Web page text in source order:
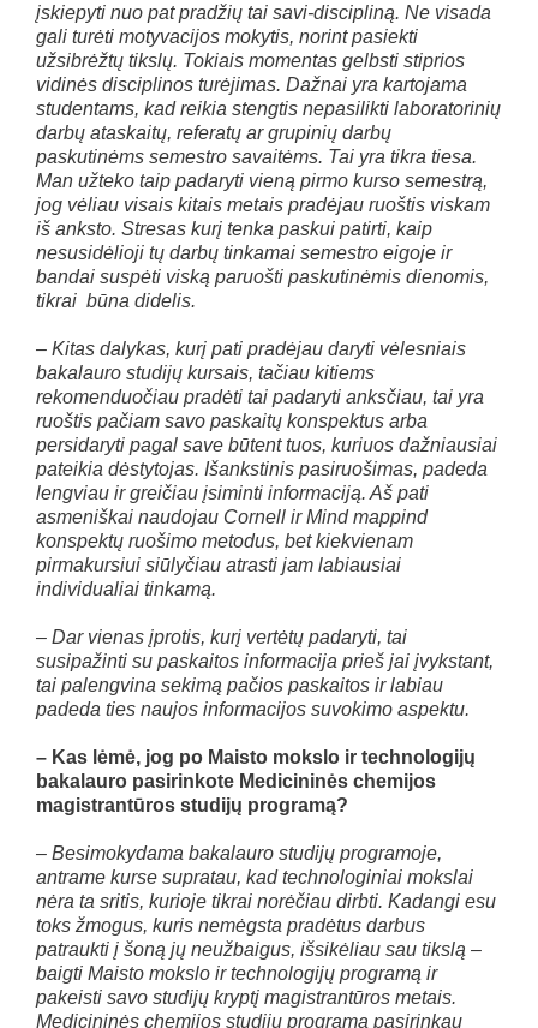
įskiepyti nuo pat pradžių tai savi-discipliną. Ne visada
gali turėti motyvacijos mokytis, norint pasiekti
užsibrėžtų tikslų. Tokiais momentas gelbsti stiprios
vidinės disciplinos turėjimas. Dažnai yra kartojama
studentams, kad reikia stengtis nepasilikti laboratorinių
darbų ataskaitų, referatų ar grupinių darbų
paskutinėms semestro savaitėms. Tai yra tikra tiesa.
Man užteko taip padaryti vieną pirmo kurso semestrą,
jog vėliau visais kitais metais pradėjau ruoštis viskam
iš anksto. Stresas kurį tenka paskui patirti, kaip
nesusidėlioji tų darbų tinkamai semestro eigoje ir
bandai suspėti viską paruošti paskutinėmis dienomis,
tikrai būna didelis.
– Kitas dalykas, kurį pati pradėjau daryti vėlesniais
bakalauro studijų kursais, tačiau kitiems
rekomenduočiau pradėti tai padaryti anksčiau, tai yra
ruoštis pačiam savo paskaitų konspektus arba
persidaryti pagal save būtent tuos, kuriuos dažniausiai
pateikia dėstytojas. Išankstinis pasiruošimas, padeda
lengviau ir greičiau įsiminti informaciją. Aš pati
asmeniškai naudojau Cornell ir Mind mappind
konspektų ruošimo metodus, bet kiekvienam
pirmakursiui siūlyčiau atrasti jam labiausiai
individualiai tinkamą.
– Dar vienas įprotis, kurį vertėtų padaryti, tai
susipažinti su paskaitos informacija prieš jai įvykstant,
tai palengvina sekimą pačios paskaitos ir labiau
padeda ties naujos informacijos suvokimo aspektu.
– Kas lėmė, jog po Maisto mokslo ir technologijų
bakalauro pasirinkote Medicininės chemijos
magistrantūros studijų programą?
– Besimokydama bakalauro studijų programoje,
antrame kurse supratau, kad technologiniai mokslai
nėra ta sritis, kurioje tikrai norėčiau dirbti. Kadangi esu
toks žmogus, kuris nemėgsta pradėtus darbus
patraukti į šoną jų neužbaigus, išsikėliau sau tikslą –
baigti Maisto mokslo ir technologijų programą ir
pakeisti savo studijų kryptį magistrantūros metais.
Medicininės chemijos studijų programą pasirinkau